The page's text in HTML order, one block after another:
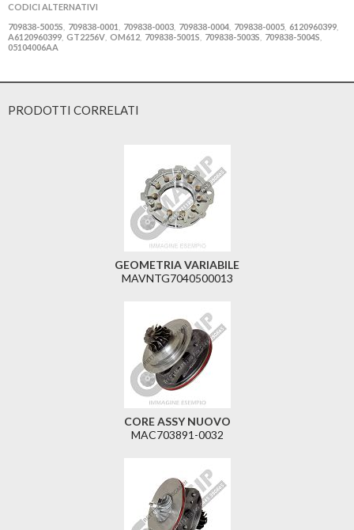
CODICI ALTERNATIVI
709838-5005S
709838-0001 709838-0003 709838-0004 709838-0005 6120960399
A6120960399 GT2256V OM612 709838-5001S 709838-5003S 709838-5004S
05104006AA
PRODOTTI CORRELATI
GEOMETRIA VARIABILE
MAVNTG7040500013
CORE ASSY NUOVO
MAC703891-0032